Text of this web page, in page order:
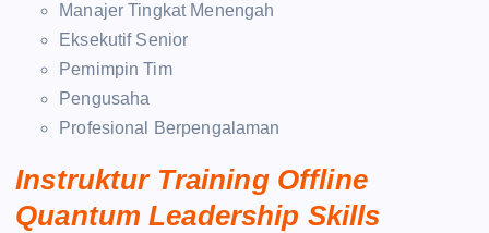
Manajer Tingkat Menengah
Eksekutif Senior
Pemimpin Tim
Pengusaha
Profesional Berpengalaman
Instruktur Training Offline
Quantum Leadership Skills